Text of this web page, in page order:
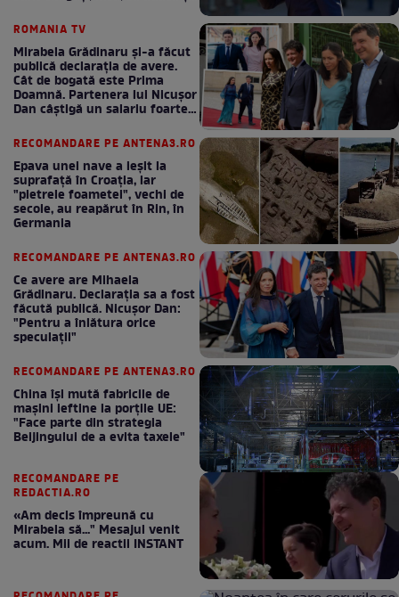
ROMANIA TV
Mirabela Grădinaru și-a făcut
publică declarația de avere.
Cât de bogată este Prima
Doamnă. Partenera lui Nicușor
Dan câștigă un salariu foarte
RECOMANDARE PE ANTENA3.RO
Epava unei nave a ieșit la
suprafață în Croația, iar
"pietrele foametei", vechi de
secole, au reapărut în Rin, în
Germania
RECOMANDARE PE ANTENA3.RO
Ce avere are Mihaela
Grădinaru. Declarația sa a fost
făcută publică. Nicușor Dan:
"Pentru a înlătura orice
speculații"
RECOMANDARE PE ANTENA3.RO
China își mută fabricile de
mașini ieftine la porțile UE:
"Face parte din strategia
Beijingului de a evita taxele"
RECOMANDARE PE
REDACTIA.RO
«Am decis împreună cu
Mirabela să..." Mesajul venit
acum. Mii de reactii INSTANT